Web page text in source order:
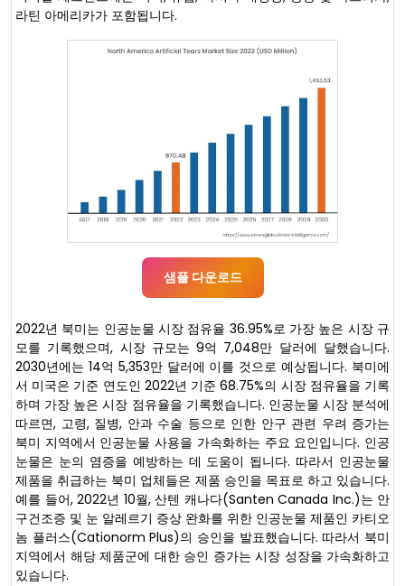
라틴 아메리카가 포함됩니다.
샘플 다운로드
2022년 북미는 인공눈물 시장 점유율 36.95%로 가장 높은 시장 규
모를 기록했으며, 시장 규모는 9억 7,048만 달러에 달했습니다.
2030년에는 14억 5,353만 달러에 이를 것으로 예상됩니다. 북미에
서 미국은 기준 연도인 2022년 기준 68.75%의 시장 점유율을 기록
하며 가장 높은 시장 점유율을 기록했습니다. 인공눈물 시장 분석에
따르면, 고령, 질병, 안과 수술 등으로 인한 안구 관련 우려 증가는
북미 지역에서 인공눈물 사용을 가속화하는 주요 요인입니다. 인공
눈물은 눈의 염증을 예방하는 데 도움이 됩니다. 따라서 인공눈물
제품을 취급하는 북미 업체들은 제품 승인을 목표로 하고 있습니다.
예를 들어, 2022년 10월, 산텐 캐나다(Santen Canada Inc.)는 안
구건조증 및 눈 알레르기 증상 완화를 위한 인공눈물 제품인 카티오
놈 플러스(Cationorm Plus)의 승인을 발표했습니다. 따라서 북미
지역에서 해당 제품군에 대한 승인 증가는 시장 성장을 가속화하고
있습니다.